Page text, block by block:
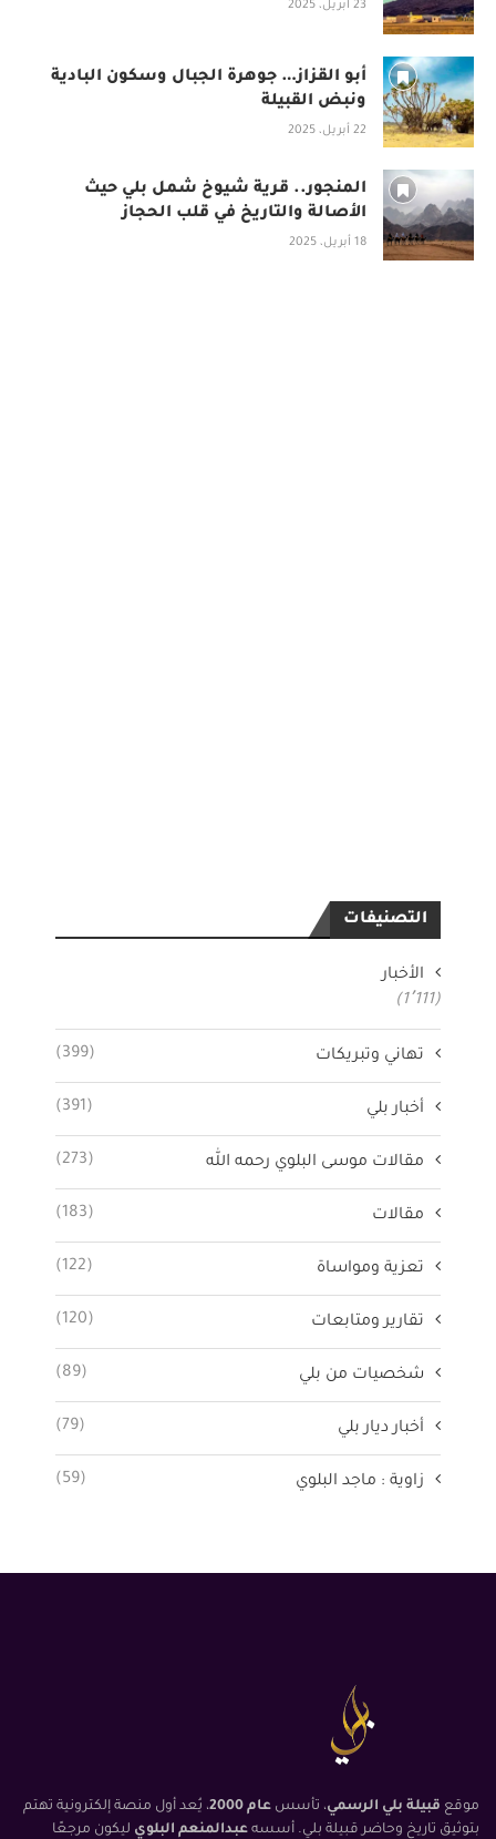
23 أبريل، 2025
أبو القزاز… جوهرة الجبال وسكون البادية
ونبض القبيلة
22 أبريل، 2025
المنجور.. قرية شيوخ شمل بلي حيث
الأصالة والتاريخ في قلب الحجاز
18 أبريل، 2025
التصنيفات
الأخبار
(1٬111)
تهاني وتبريكات (399)
أخبار بلي (391)
مقالات موسى البلوي رحمه الله (273)
مقالات (183)
تعزية ومواساة (122)
تقارير ومتابعات (120)
شخصيات من بلي (89)
أخبار ديار بلي (79)
زاوية : ماجد البلوي (59)
موقع قبيلة بلي الرسمي، تأسس عام 2000
، يُعد أول منصة إلكترونية تهتم
بتوثيق تاريخ وحاضر قبيلة بلي. أسسه عبدالمنعم البلوي ليكون مرجعًا